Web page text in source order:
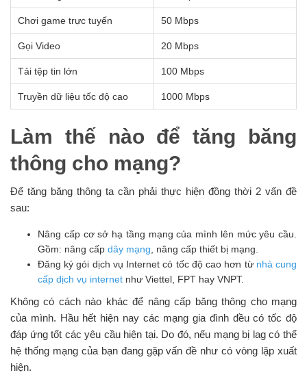
Chơi game trực tuyến 50 Mbps
Gọi Video 20 Mbps
Tải tệp tin lớn 100 Mbps
Truyền dữ liệu tốc độ cao 1000 Mbps
Làm thế nào để tăng băng
thông cho mạng?
Để tăng băng thông ta cần phải thực hiện đồng thời 2 vấn đề
sau:
Nâng cấp cơ sở hạ tầng mạng của mình lên mức yêu cầu.
Gồm: nâng cấp dây mạng, nâng cấp thiết bị mạng.
Đăng ký gói dịch vụ Internet có tốc độ cao hơn từ nhà cung
cấp dịch vụ internet như Viettel, FPT hay VNPT.
Không có cách nào khác để nâng cấp băng thông cho mạng
của mình. Hầu hết hiện nay các mạng gia đình đều có tốc độ
đáp ứng tốt các yêu cầu hiện tại. Do đó, nếu mạng bị lag có thể
hệ thống mạng của bạn đang gặp vấn đề như có vòng lặp xuất
hiện.